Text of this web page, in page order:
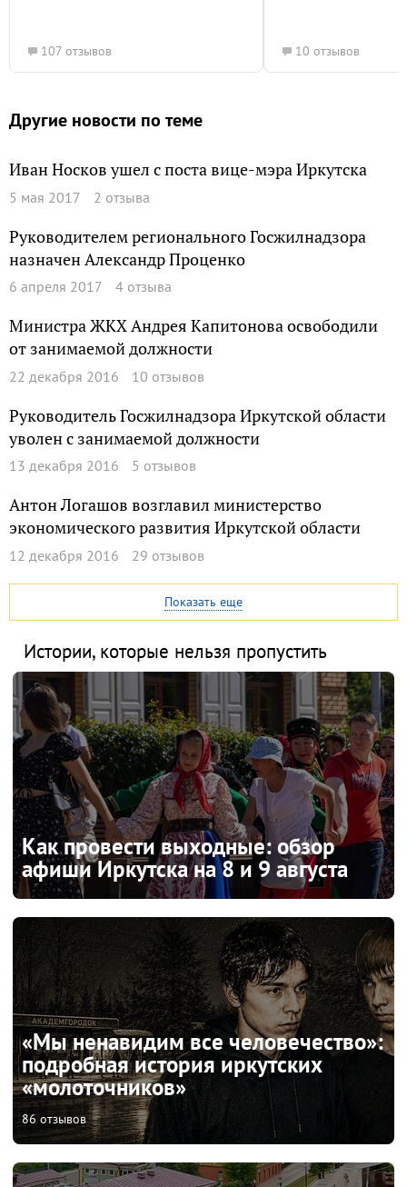
107 отзывов 10 отзывов
Другие новости по теме
Иван Носков ушел с поста вице-мэра Иркутска
5 мая 2017 2 отзыва
Руководителем регионального Госжилнадзора
назначен Александр Проценко
6 апреля 2017 4 отзыва
Министра ЖКХ Андрея Капитонова освободили
от занимаемой должности
22 декабря 2016 10 отзывов
Руководитель Госжилнадзора Иркутской области
уволен с занимаемой должности
13 декабря 2016 5 отзывов
Антон Логашов возглавил министерство
экономического развития Иркутской области
12 декабря 2016 29 отзывов
Показать еще
Истории, которые нельзя пропустить
Как провести выходные: обзор
афиши Иркутска на 8 и 9 августа
«Мы ненавидим все человечество»:
подробная история иркутских
«молоточников»
86 отзывов